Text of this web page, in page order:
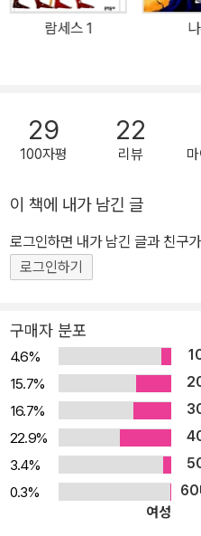
에게 덧씌운 ‘저주’를 고발하는
는 주역들은 모두 사회에서 버림
와 닮은꼴이다. 아폴론 신으로부
로이의 카산드라는 아무도 그 예
받았다. 현대의 카산드라도 재앙
쉽지 않은 카산드라는 고아 기숙
탈출한다. 그녀가 흘러 들어간 곳
장. 거기에서 네 명의 괴짜 노숙
서도 조국을 찾지 못한 한국인 컴
그들 역시 세상이 귀 기울여 주지
는 또 다른 ‘카산드라’들이다. 그
는 사람은 세상을 등진 그들 네 명
을 막으려는 카산드라의 몸부림
로 인해 노숙자들은 자신들을 외
로, 이상적인 미래를 꿈꾸는 몽상
으로 가득 찬 현실 세계와 맞싸우
기존 작품과는 확연히 다른 성격,
람세스 1
29
100자평
22
리뷰
이 책에 내가 남긴 글
로그인하면 내가 남긴 글과 친구
로그인하기
구매자 분포
4.6%
15.7%
16.7%
22.9%
3.4%
0.3%
60
여성